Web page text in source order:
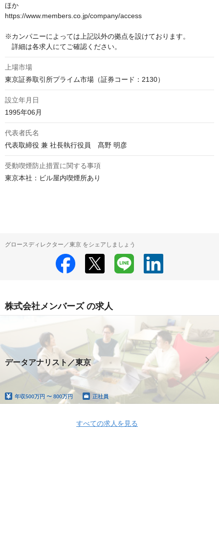
ほか
https://www.members.co.jp/company/access
※カンパニーによっては上記以外の拠点を設けております。
詳細は各求人にてご確認ください。
上場市場
東京証券取引所プライム市場（証券コード：2130）
設立年月日
1995年06月
代表者氏名
代表取締役 兼 社長執行役員　髙野 明彦
受動喫煙防止措置に関する事項
東京本社：ビル屋内喫煙所あり
グロースディレクター／東京 をシェアしましょう
株式会社メンバーズ の求人
データアナリスト／東京
年収500万円 〜 800万円 正社員
すべての求人を見る